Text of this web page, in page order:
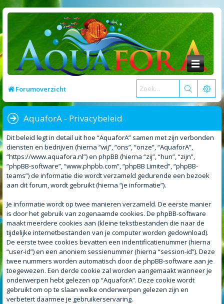
Forumoverzicht
AquaforA - Privacybeleid
Dit beleid legt in detail uit hoe “AquaforA” samen met zijn verbonden
diensten en bedrijven (hierna “wij”, “ons”, “onze”, “AquaforA”,
“https://www.aquafora.nl”) en phpBB (hierna “zij”, “hun”, “zijn”,
“phpBB-software”, “www.phpbb.com”, “phpBB Limited”, “phpBB-
teams”) de informatie die wordt verzameld gedurende een bezoek
aan dit forum, wordt gebruikt (hierna “je informatie”).
Je informatie wordt op twee manieren verzameld. De eerste manier
is door het gebruik van zogenaamde cookies. De phpBB-software
maakt meerdere cookies aan (kleine tekstbestanden die naar de
tijdelijke internetbestanden van je computer worden gedownload).
De eerste twee cookies bevatten een indentificatienummer (hierna
“user-id”) en een anoniem sessienummer (hierna “session-id”). Deze
twee nummers worden automatisch door de phpBB-software aan je
toegewezen. Een derde cookie zal worden aangemaakt wanneer je
onderwerpen hebt gelezen op “AquaforA”. Deze cookie wordt
gebruikt om op te slaan welke onderwerpen gelezen zijn en
verbetert daarmee je gebruikerservaring.